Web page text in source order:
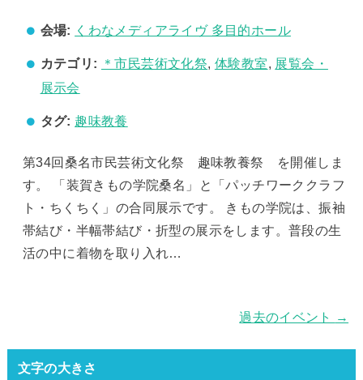
会場: くわなメディアライヴ 多目的ホール
カテゴリ: ＊市民芸術文化祭, 体験教室, 展覧会・
展示会
タグ: 趣味教養
第34回桑名市民芸術文化祭 趣味教養祭 を開催しま
す。 「装賀きもの学院桑名」と「パッチワーククラフ
ト・ちくちく」の合同展示です。 きもの学院は、振袖
帯結び・半幅帯結び・折型の展示をします。普段の生
活の中に着物を取り入れ…
過去のイベント →
文字の大きさ